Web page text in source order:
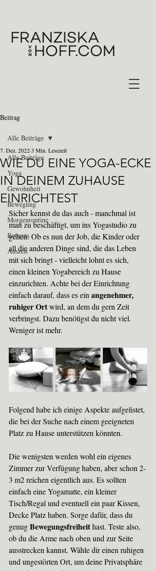
Beitrag
Alle Beiträge
Yoga
Gewohnheit
Bewegung
Morgenroutine
Retreats
Auszeit
Alle Beiträge
WIE DU EINE YOGA-ECKE
IN DEINEM ZUHAUSE
EINRICHTEST
7. Dez. 20223 Min. Lesezeit
Sicher kennst du das auch - manchmal ist
man zu beschäftigt, um ins Yogastudio zu
gehen. Ob es nun der Job, die Kinder oder
all die anderen Dinge sind, die das Leben
mit sich bringt - vielleicht lohnt es sich,
einen kleinen Yogabereich zu Hause
einzurichten. Achte bei der Einrichtung
einfach darauf, dass es ein angenehmer,
ruhiger Ort wird, an dem du gern Zeit
verbringst. Dazu benötigst du nicht viel.
Weniger ist mehr.
Folgend habe ich einige Aspekte aufgelistet,
die bei der Suche nach einem geeigneten
Platz zu Hause unterstützen könnten.
Die wenigsten werden wohl ein eigenes
Zimmer zur Verfügung haben, aber schon 2-
3 m2 reichen eigentlich aus. Es sollten
einfach eine Yogamatte, ein kleiner
Tisch/Regal und eventuell ein paar Kissen,
Decke Platz haben. Sorge dafür, dass du
genug Bewegungsfreiheit hast. Teste also,
ob du die Arme nach oben und zur Seite
ausstrecken kannst. Wähle dir einen ruhigen
und ungestörten Ort, um deine Privatsphäre